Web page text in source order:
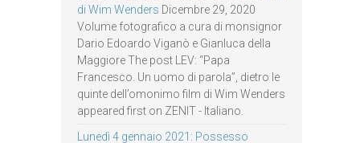
di Wim Wenders Dicembre 29, 2020
Volume fotografico a cura di monsignor
Dario Edoardo Viganò e Gianluca della
Maggiore The post LEV: “Papa
Francesco. Un uomo di parola”, dietro le
quinte dell’omonimo film di Wim Wenders
appeared first on ZENIT - Italiano.
Lunedì 4 gennaio 2021: Possesso